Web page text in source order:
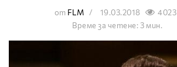
от FLM 19.03.2018
4023
Време за четене: 3 мин.